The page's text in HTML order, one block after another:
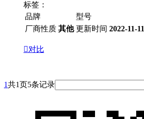
标签：
品牌
型号
厂商性质 其他 更新时间 2022-11-11
对比
1共1页5条记录